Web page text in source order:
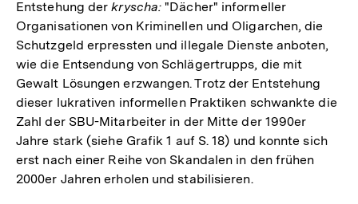
Entstehung derkryscha:"Dächer" informeller
Organisationen von Kriminellen und Oligarchen, die
Schutzgeld erpressten und illegale Dienste anboten,
wie die Entsendung von Schlägertrupps, die mit
Gewalt Lösungen erzwangen. Trotz der Entstehung
dieser lukrativen informellen Praktiken schwankte die
Zahl der SBU-Mitarbeiter in der Mitte der 1990er
Jahre stark (siehe Grafik 1 auf S. 18) und konnte sich
erst nach einer Reihe von Skandalen in den frühen
2000er Jahren erholen und stabilisieren.